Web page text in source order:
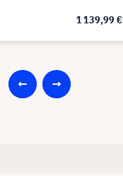
1 139,99